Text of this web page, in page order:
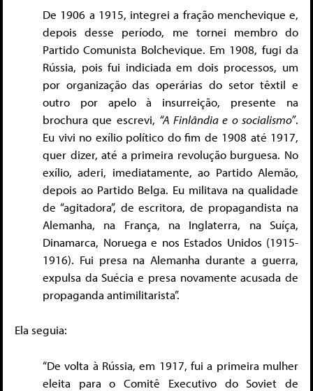
De 1906 a 1915, integrei a fração menchevique e,
depois desse período, me tornei membro do
Partido Comunista Bolchevique. Em 1908, fugi da
Rússia, pois fui indiciada em dois processos, um
por organização das operárias do setor têxtil e
outro por apelo à insurreição, presente na
brochura que escrevi, “A Finlândia e o socialismo”.
Eu vivi no exílio político do fim de 1908 até 1917,
quer dizer, até a primeira revolução burguesa. No
exílio, aderi, imediatamente, ao Partido Alemão,
depois ao Partido Belga. Eu militava na qualidade
de “agitadora”, de escritora, de propagandista na
Alemanha, na França, na Inglaterra, na Suíça,
Dinamarca, Noruega e nos Estados Unidos (1915-
1916). Fui presa na Alemanha durante a guerra,
expulsa da Suécia e presa novamente acusada de
propaganda antimilitarista”.
Ela seguia:
“De volta à Rússia, em 1917, fui a primeira mulher
eleita para o Comitê Executivo do Soviet de